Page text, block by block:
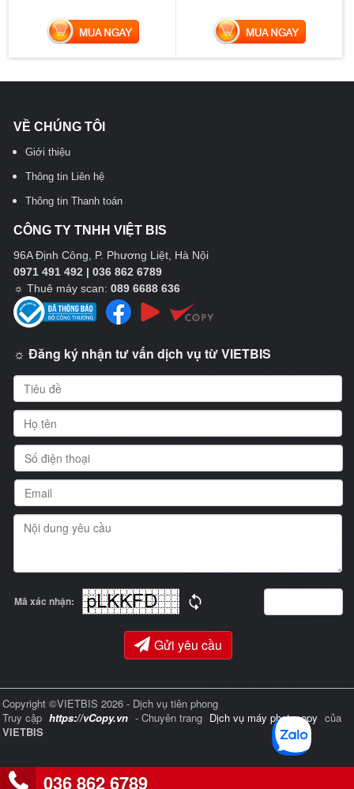
036 862 6789
MUA NGAY MUA NGAY
VỀ CHÚNG TÔI
Giới thiệu
Thông tin Liên hệ
Thông tin Thanh toán
CÔNG TY TNHH VIỆT BIS
96A Định Công, P. Phương Liệt, Hà Nội
0971 491 492 | 036 862 6789
☼ Thuê máy scan: 089 6688 636
☼ Đăng ký nhận tư vấn dịch vụ từ VIETBIS
Mã xác nhận:
Gửi yêu cầu
Copyright ©VIETBIS 2026 - Dịch vụ tiên phong
Truy cập https://vCopy.vn - Chuyên trang Dịch vụ máy photocopy của
VIETBIS